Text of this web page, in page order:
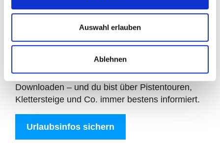
Auswahl erlauben
Ablehnen
Downloads
Alle Urlaubsinfos gibt es bequem zum
Downloaden – und du bist über Pistentouren,
Klettersteige und Co. immer bestens informiert.
Urlaubsinfos sichern